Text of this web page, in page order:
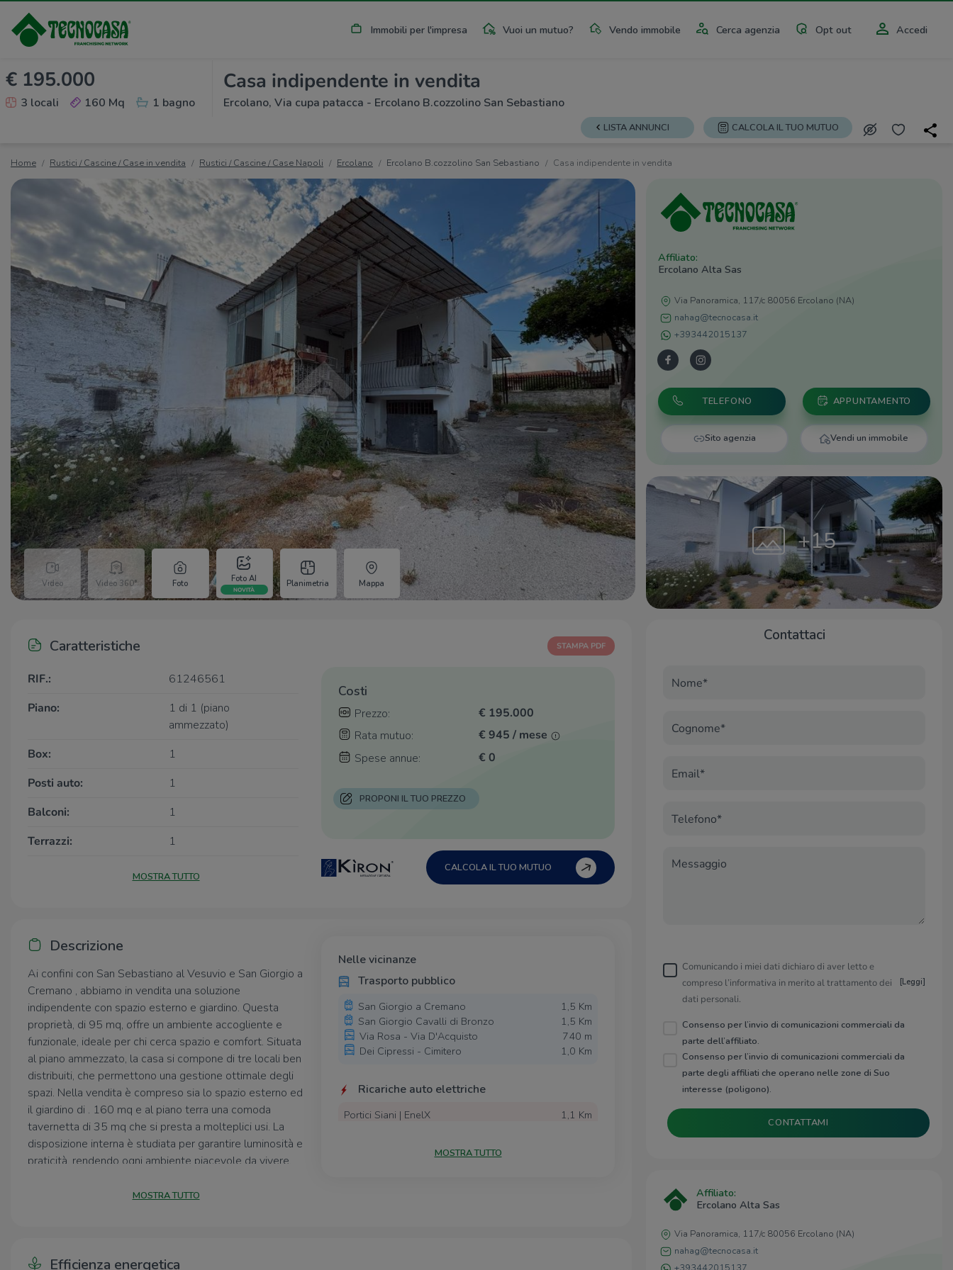
Immobili per l'impresa Vuoi un mutuo? Vendo immobile Cerca agenzia Opt out Accedi
€ 195.000
3 locali 160 Mq 1 bagno
Casa indipendente in vendita
Ercolano, Via cupa patacca - Ercolano B.cozzolino San Sebastiano
LISTA ANNUNCI CALCOLA IL TUO MUTUO
Home Rustici / Cascine / Case in vendita Rustici / Cascine / Case Napoli Ercolano Ercolano B.cozzolino San Sebastiano Casa indipendente in vendita
Video Video 360° Foto Foto AI
NOVITÀ
Planimetria Mappa
Affiliato:
Ercolano Alta Sas
Via Panoramica, 117/c 80056 Ercolano (NA)
nahag@tecnocasa.it
+393442015137
TELEFONO APPUNTAMENTO
Sito agenzia Vendi un immobile
+15
Caratteristiche
RIF.:
61246561
Piano:
1 di 1 (piano
ammezzato)
Box:
1
Posti auto:
1
Balconi:
1
Terrazzi:
1
MOSTRA TUTTO
STAMPA PDF
Costi
Prezzo:
€ 195.000
Rata mutuo:
€ 945 / mese
Spese annue:
€ 0
PROPONI IL TUO PREZZO
CALCOLA IL TUO MUTUO
Descrizione
Ai confini con San Sebastiano al Vesuvio e San Giorgio a
Cremano , abbiamo in vendita una soluzione
indipendente con spazio esterno e giardino. Questa
proprietà, di 95 mq, offre un ambiente accogliente e
funzionale, ideale per chi cerca spazio e comfort. Situata
al piano ammezzato, la casa si compone di tre locali ben
distribuiti, che permettono una gestione ottimale degli
spazi. Nella vendita è compreso sia lo spazio esterno ed
il giardino di . 160 mq e al piano terra una comoda
tavernetta di 35 mq che si presta a molteplici usi. La
disposizione interna è studiata per garantire luminosità e
praticità, rendendo ogni ambiente piacevole da vivere.
tranquillità della zona, pur essendo a breve distanza dai
MOSTRA TUTTO
Nelle vicinanze
Trasporto pubblico
San Giorgio a Cremano
1,5 Km
San Giorgio Cavalli di Bronzo
1,5 Km
Via Rosa - Via D'Acquisto
740 m
Dei Cipressi - Cimitero
1,0 Km
Ricariche auto elettriche
Portici Siani | EnelX
1,1 Km
Portici De Lauzieres | EnelXMOSTRA TUTTO
Efficienza energetica
Contattaci
Nome*
Cognome*
Email*
Telefono*
Messaggio
Comunicando i miei dati dichiaro di aver letto e
compreso l’informativa in merito al trattamento dei
dati personali.
[Leggi]
Consenso per l’invio di comunicazioni commerciali da
parte dell’affiliato.
Consenso per l’invio di comunicazioni commerciali da
parte degli affiliati che operano nelle zone di Suo
interesse (poligono).
CONTATTAMI
Affiliato:
Ercolano Alta Sas
Via Panoramica, 117/c 80056 Ercolano (NA)
nahag@tecnocasa.it